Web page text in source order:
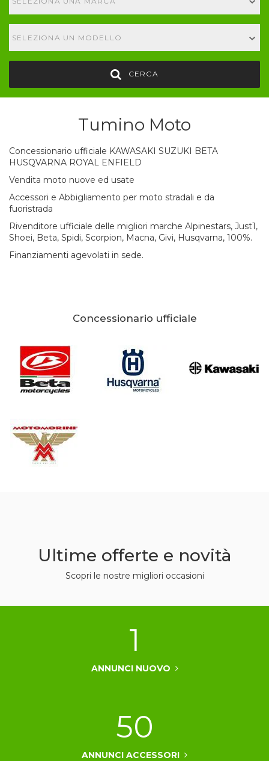
SELEZIONA UN MODELLO
CERCA
Tumino Moto
Concessionario ufficiale KAWASAKI SUZUKI BETA
HUSQVARNA ROYAL ENFIELD
Vendita moto nuove ed usate
Accessori e Abbigliamento per moto stradali e da
fuoristrada
Rivenditore ufficiale delle migliori marche Alpinestars, Just1,
Shoei, Beta, Spidi, Scorpion, Macna, Givi, Husqvarna, 100%.
Finanziamenti agevolati in sede.
Concessionario ufficiale
Ultime offerte e novità
Scopri le nostre migliori occasioni
1
ANNUNCI NUOVO
50
ANNUNCI ACCESSORI